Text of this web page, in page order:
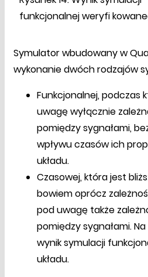
funkcjonalnej weryfi
Symulator wbudowany w
wykonanie dwóch rodzajów
Funkcjonalnej, podczas
uwagę wyłącznie
pomiędzy sygnałami,
wpływu czasów ich
układu.
Czasowej, która jest
bowiem oprócz
pod uwagę także
pomiędzy sygnałami.
wynik symulacji
układu.